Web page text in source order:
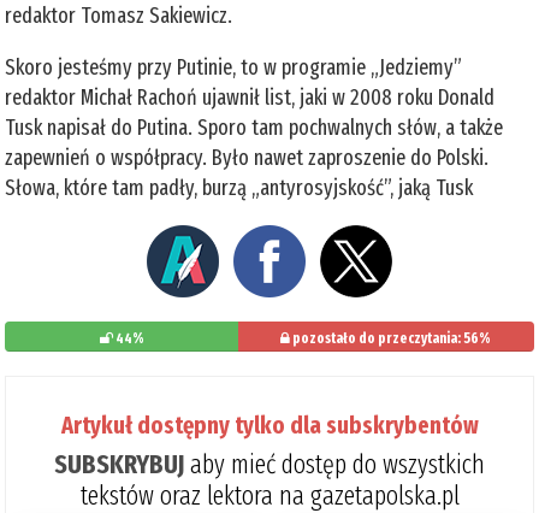
redaktor Tomasz Sakiewicz.
Skoro jesteśmy przy Putinie, to w programie „Jedziemy”
redaktor Michał Rachoń ujawnił list, jaki w 2008 roku Donald
Tusk napisał do Putina. Sporo tam pochwalnych słów, a także
zapewnień o współpracy. Było nawet zaproszenie do Polski.
Słowa, które tam padły, burzą „antyrosyjskość”, jaką Tusk
44% pozostało do przeczytania: 56%
Artykuł dostępny tylko dla subskrybentów
SUBSKRYBUJaby mieć dostęp do wszystkich
tekstów oraz lektora na gazetapolska.pl